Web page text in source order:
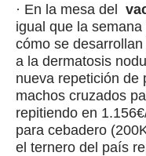
· En la mesa del
igual que la
cómo se
a la dermatosis
nueva repetición de
machos cruzados
repitiendo en
para cebadero
el ternero del país